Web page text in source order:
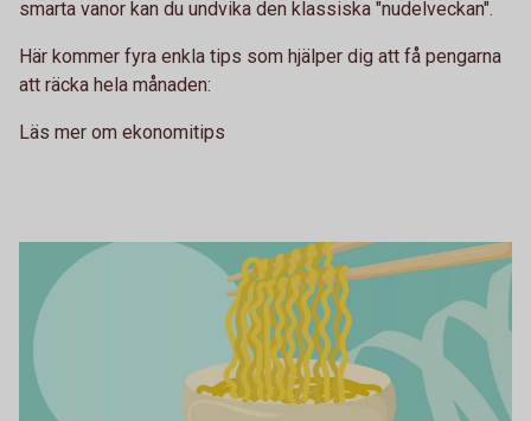
smarta vanor kan du undvika den klassiska "nudelveckan".
Här kommer fyra enkla tips som hjälper dig att få pengarna
att räcka hela månaden:
Läs mer om ekonomitips